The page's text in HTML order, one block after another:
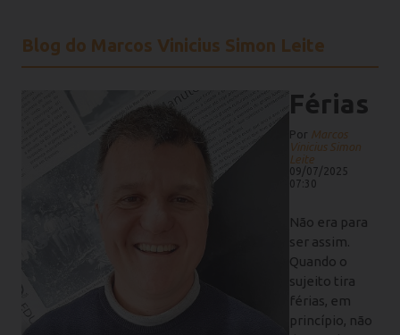
Blog do Marcos Vinicius Simon Leite
Férias
Por Marcos
Vinicius Simon
Leite
09/07/2025
07:30
Não era para
ser assim.
Quando o
sujeito tira
férias, em
princípio, não